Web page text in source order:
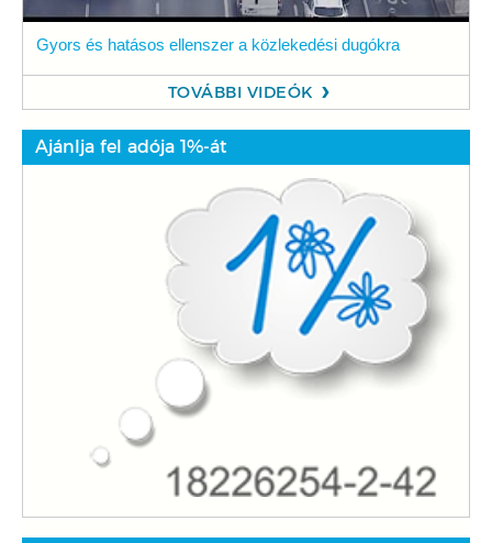
Gyors és hatásos ellenszer a közlekedési dugókra
TOVÁBBI VIDEÓK
Ajánlja fel adója 1%-át